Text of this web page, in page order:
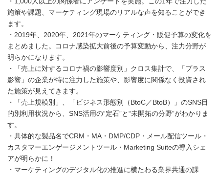
施策や課題、マーケティング現場のリアルな声を知ることができ
ます。
・2019年、2020年、2021年のマーケティング・販促予算の変化を
まとめました。コロナ感染拡大前後の予算変動から、注力分野が
明らかになります。
・「売上に対するコロナ禍の影響度別」クロス集計で、「プラス
影響」の企業が特に注力した施策や、影響度に関係なく投資され
た施策が見えてきます。
・「売上規模別」、「ビジネス形態別（BtoC／BtoB）」のSNS目
的別利用状況から、SNS活用の“定石”と“未開拓の分野”がわかりま
す。
・具体的な製品名でCRM・MA・DMP/CDP・メール配信ツール・
カスタマーエンゲージメントツール・Marketing Suiteの導入シェ
アが明らかに！
・マーケティングのデジタル化の推進に横たわる業界共通の課